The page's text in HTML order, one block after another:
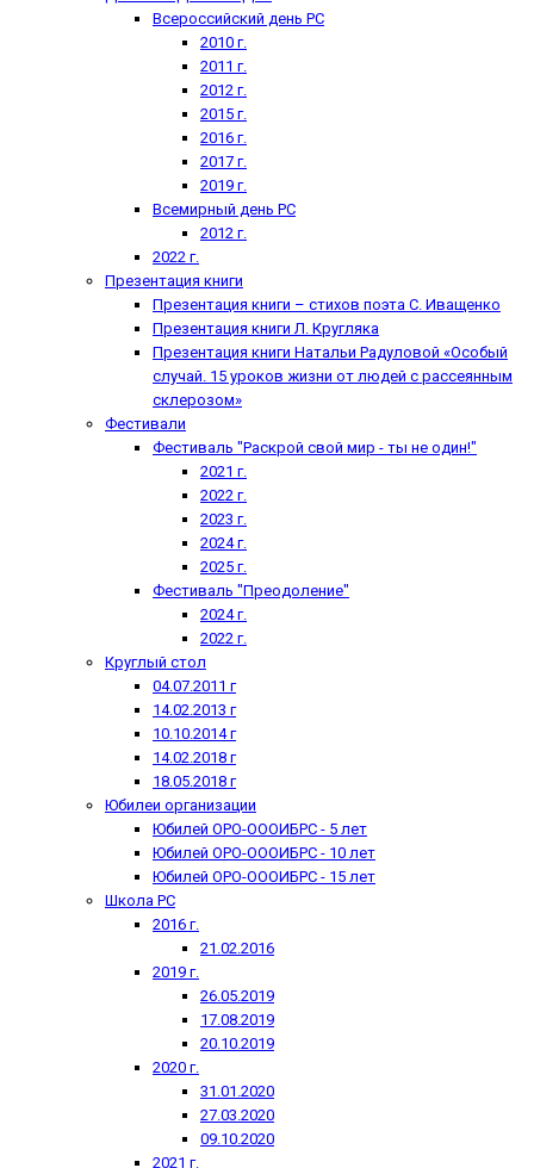
Всероссийский день РС
2010 г.
2011 г.
2012 г.
2015 г.
2016 г.
2017 г.
2019 г.
Всемирный день РС
2012 г.
2022 г.
Презентация книги
Презентация книги – стихов поэта С. Иващенко
Презентация книги Л. Кругляка
Презентация книги Натальи Радуловой «Особый
случай. 15 уроков жизни от людей с рассеянным
склерозом»
Фестивали
Фестиваль "Раскрой свой мир - ты не один!"
2021 г.
2022 г.
2023 г.
2024 г.
2025 г.
Фестиваль "Преодоление"
2024 г.
2022 г.
Круглый стол
04.07.2011 г
14.02.2013 г
10.10.2014 г
14.02.2018 г
18.05.2018 г
Юбилеи организации
Юбилей ОРО-ОООИБРС - 5 лет
Юбилей ОРО-ОООИБРС - 10 лет
Юбилей ОРО-ОООИБРС - 15 лет
Школа РС
2016 г.
21.02.2016
2019 г.
26.05.2019
17.08.2019
20.10.2019
2020 г.
31.01.2020
27.03.2020
09.10.2020
2021 г.